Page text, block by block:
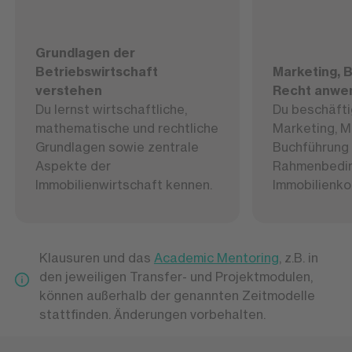
Grundlagen der
Betriebswirtschaft
verstehen
Du lernst wirtschaftliche,
mathematische und rechtliche
Grundlagen sowie zentrale
Aspekte der
Immobilienwirtschaft kennen.
Marketing,
Recht
Du
Marketing,
Klausuren und das Academic Mentoring, z.B. in
den jeweiligen Transfer- und Projektmodulen,
können außerhalb der genannten Zeitmodelle
stattfinden. Änderungen vorbehalten.